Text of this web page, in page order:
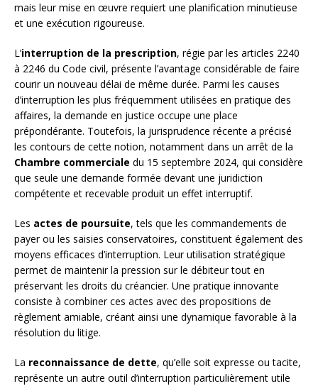
mais leur mise en œuvre requiert une planification minutieuse
et une exécution rigoureuse.
L’interruption de la prescription, régie par les articles 2240
à 2246 du Code civil, présente l’avantage considérable de faire
courir un nouveau délai de même durée. Parmi les causes
d’interruption les plus fréquemment utilisées en pratique des
affaires, la demande en justice occupe une place
prépondérante. Toutefois, la jurisprudence récente a précisé
les contours de cette notion, notamment dans un arrêt de la
Chambre commerciale du 15 septembre 2024, qui considère
que seule une demande formée devant une juridiction
compétente et recevable produit un effet interruptif.
Les actes de poursuite, tels que les commandements de
payer ou les saisies conservatoires, constituent également des
moyens efficaces d’interruption. Leur utilisation stratégique
permet de maintenir la pression sur le débiteur tout en
préservant les droits du créancier. Une pratique innovante
consiste à combiner ces actes avec des propositions de
règlement amiable, créant ainsi une dynamique favorable à la
résolution du litige.
La reconnaissance de dette, qu’elle soit expresse ou tacite,
représente un autre outil d’interruption particulièrement utile